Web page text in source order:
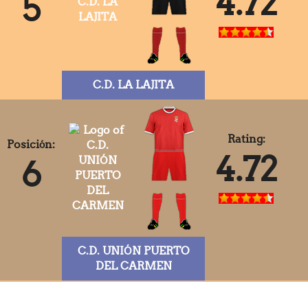
5
C.D. LA LAJITA
Posición:
6
Rating:
4.72
C.D. UNIÓN PUERTO
DEL CARMEN